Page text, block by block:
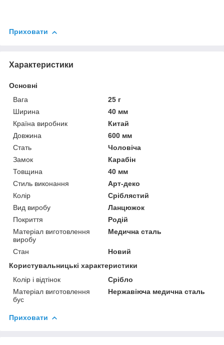
Приховати
Характеристики
Основні
Вага
25 г
Ширина
40 мм
Країна виробник
Китай
Довжина
600 мм
Стать
Чоловіча
Замок
Карабін
Товщина
40 мм
Стиль виконання
Арт-деко
Колір
Сріблястий
Вид виробу
Ланцюжок
Покриття
Родій
Матеріал виготовлення
виробу
Медична сталь
Стан
Новий
Користувальницькі характеристики
Колір і відтінок
Срібло
Матеріал виготовлення
бус
Нержавіюча медична сталь
Приховати